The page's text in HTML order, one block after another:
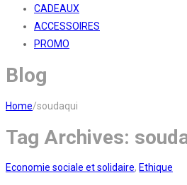
CADEAUX
ACCESSOIRES
PROMO
Blog
Home/soudaqui
Tag Archives:
Economie sociale et solidaire, Ethique